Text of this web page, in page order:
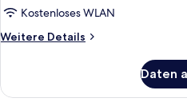
Kostenloses WLAN
Weitere Details
Weitere
Daten